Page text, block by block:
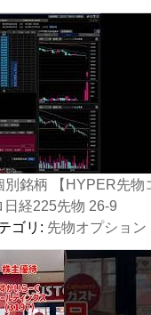
別銘柄 【HYPER先物
経225先物 26-9
ゴリ: 先物オプション